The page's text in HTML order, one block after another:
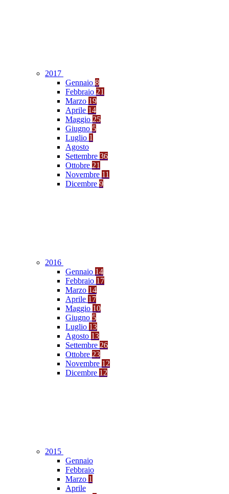
2017
Gennaio 8
Febbraio 21
Marzo 19
Aprile 14
Maggio 25
Giugno 5
Luglio 1
Agosto
Settembre 36
Ottobre 21
Novembre 11
Dicembre 9
2016
Gennaio 14
Febbraio 17
Marzo 14
Aprile 17
Maggio 10
Giugno 5
Luglio 13
Agosto 13
Settembre 26
Ottobre 23
Novembre 12
Dicembre 12
2015
Gennaio
Febbraio
Marzo 1
Aprile